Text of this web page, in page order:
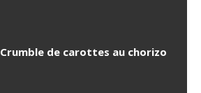
Crumble de carottes au chorizo